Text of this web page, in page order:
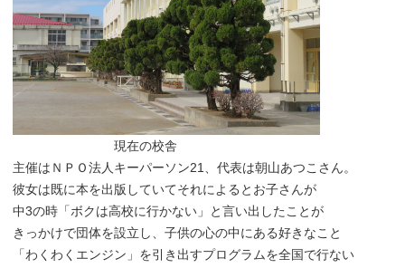
現在の校舎
主催はＮＰＯ法人キーパーソン21、代表は朝山あつこさん。
彼女は既に本を出版していてそれによるとお子さんが
中3の時「ボクは高校に行かない」と言い出したことが
きっかけで団体を設立し、子供の心の中にある好きなこと
「わくわくエンジン」を引き出すプログラムを全国で行ない